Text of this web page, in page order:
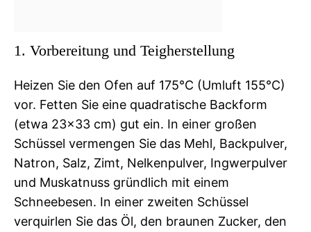
1. Vorbereitung und Teigherstellung
Heizen Sie den Ofen auf 175°C (Umluft 155°C)
vor. Fetten Sie eine quadratische Backform
(etwa 23×33 cm) gut ein. In einer großen
Schüssel vermengen Sie das Mehl, Backpulver,
Natron, Salz, Zimt, Nelkenpulver, Ingwerpulver
und Muskatnuss gründlich mit einem
Schneebesen. In einer zweiten Schüssel
verquirlen Sie das Öl, den braunen Zucker, den